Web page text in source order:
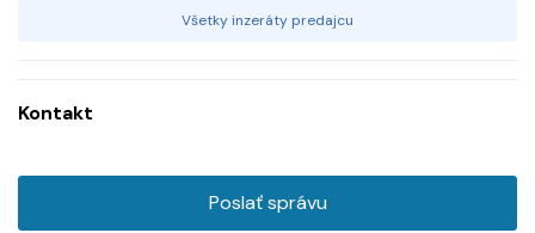
Všetky inzeráty predajcu
Kontakt
Poslať správu